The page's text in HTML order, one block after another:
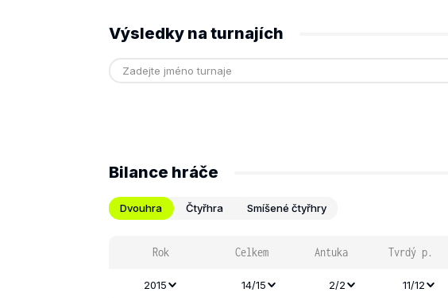
Výsledky na turnajích
Bilance hráče
Dvouhra Čtyřhra Smíšené čtyřhry
Rok Celkem Antuka Tvrdý p.
2015 14/15 2/2 11/12